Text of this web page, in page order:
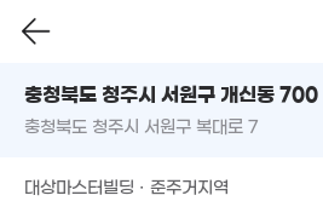
2.15억
필터 매물 탐색
충청북도 청주시 서원구 개신동 700
준공 2004년 · 44호 · 7F/B1
충청북도 청주시 서원구 개신동 700
충청북도 청주시 서원구 복대로 7
대상마스터빌딩 · 준주거지역